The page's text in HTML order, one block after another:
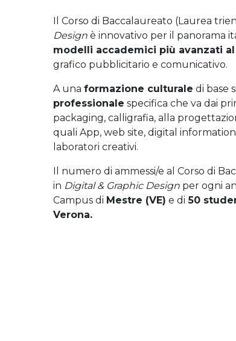
Il Corso di Baccalaureato (Laurea
Design è innovativo per il panorama
modelli accademici più avanzati
grafico pubblicitario e comunicativo.
A unaformazione culturale di base
professionale specifica che va dai
packaging, calligrafia, alla
quali App, web site, digital
laboratori creativi.
Il numero di ammessi/e al Corso di
in Digital & Graphic Design per ogni
Campus di Mestre (VE) e di 50
Verona.